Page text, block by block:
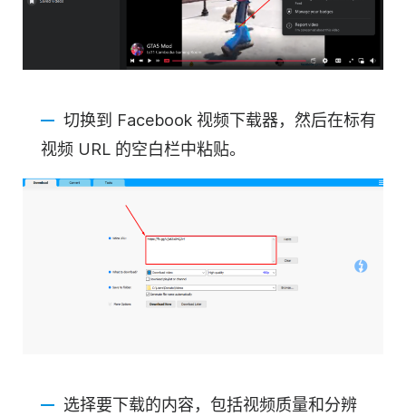
切换到 Facebook 视频下载器，然后在标有
视频 URL 的空白栏中粘贴。
选择要下载的内容，包括视频质量和分辨